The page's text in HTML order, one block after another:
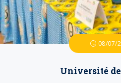
08/07/
Université